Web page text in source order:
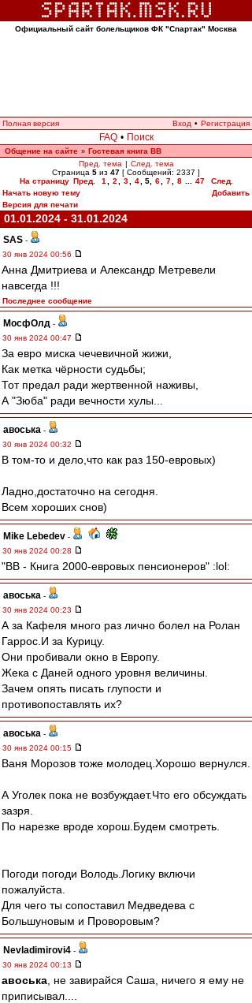
Официальный сайт болельщиков ФК "Спартак" Москва
Полная версия Вход • Регистрация
FAQ • Поиск
Общение на сайте » Гостевая книга ВВ
Пред. тема | След. тема
Страница 5 из 47 [ Сообщений: 2337 ]
На страницу Пред. 1 2 3 4 5, 6 7 8 47
След.
Начать новую тему
Добавить
Версия для печати
01.01.2024 - 31.01.2024
SAS -
30 янв 2024 00:56
Анна Дмитриева и Александр Метревели
навсегда !!!
Последнее сообщение
МосфОлд -
30 янв 2024 00:47
За евро миска чечевичной жижи,
Как метка чёрности судьбы;
Тот предал ради жертвенной наживы,
А "Зюба" ради вечности хулы...
авоська -
30 янв 2024 00:32
В том-то и дело,что как раз 150-евровых)
Ладно,достаточно на сегодня.
Всем хороших снов)
Mike Lebedev -
30 янв 2024 00:28
"ВВ - Книга 2000-евровых пенсионеров" :lol:
авоська -
30 янв 2024 00:23
А за Кафеля много раз лично болел на Ролан
Гаррос.И за Курицу.
Они пробивали окно в Европу.
Жека с Даней одного уровня величины.
Зачем опять писать глупости и
противопоставлять их?
авоська -
30 янв 2024 00:15
Ваня Морозов тоже молодец.Хорошо вернулся.
А Уголек пока не возбуждает.Что его обсуждать
зазря.
По нарезке вроде хорош.Будем смотреть.
Погоди погоди Володь.Логику включи
пожалуйста.
Для чего ты сопоставил Медведева с
Большуновым и Проворовым?
Nevladimirovi4 -
30 янв 2024 00:13
авоська , не завирайся Саша, ничего я ему не
приписывал....